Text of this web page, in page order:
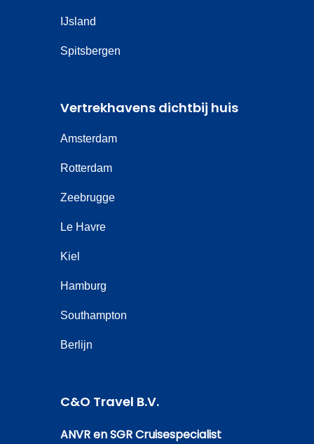
IJsland
Spitsbergen
Vertrekhavens dichtbij huis
Amsterdam
Rotterdam
Zeebrugge
Le Havre
Kiel
Hamburg
Southampton
Berlijn
C&O Travel B.V.
ANVR en SGR Cruisespecialist